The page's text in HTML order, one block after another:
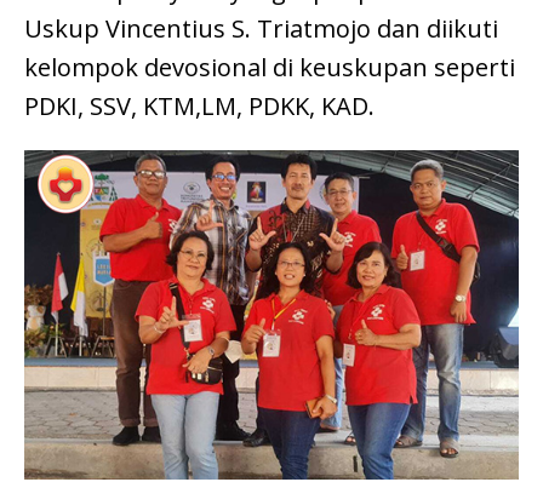
Uskup Vincentius S. Triatmojo dan diikuti
kelompok devosional di keuskupan seperti
PDKI, SSV, KTM,LM, PDKK, KAD.